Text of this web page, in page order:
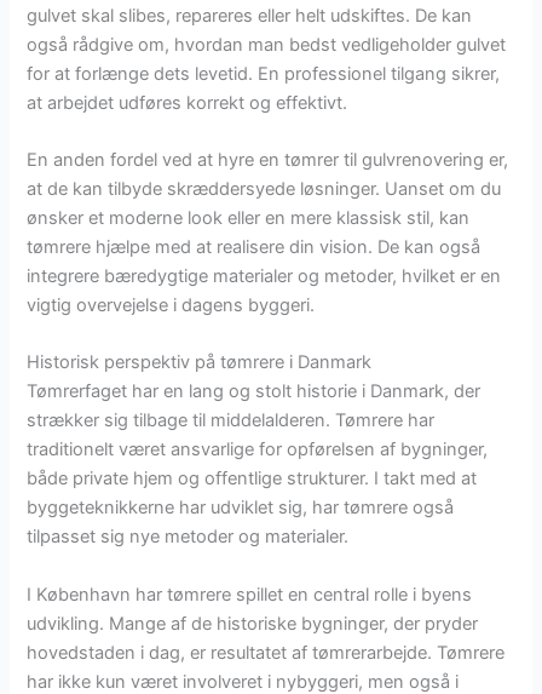
gulvet skal slibes, repareres eller helt udskiftes. De kan
også rådgive om, hvordan man bedst vedligeholder gulvet
for at forlænge dets levetid. En professionel tilgang sikrer,
at arbejdet udføres korrekt og effektivt.
En anden fordel ved at hyre en tømrer til gulvrenovering er,
at de kan tilbyde skræddersyede løsninger. Uanset om du
ønsker et moderne look eller en mere klassisk stil, kan
tømrere hjælpe med at realisere din vision. De kan også
integrere bæredygtige materialer og metoder, hvilket er en
vigtig overvejelse i dagens byggeri.
Historisk perspektiv på tømrere i Danmark
Tømrerfaget har en lang og stolt historie i Danmark, der
strækker sig tilbage til middelalderen. Tømrere har
traditionelt været ansvarlige for opførelsen af bygninger,
både private hjem og offentlige strukturer. I takt med at
byggeteknikkerne har udviklet sig, har tømrere også
tilpasset sig nye metoder og materialer.
I København har tømrere spillet en central rolle i byens
udvikling. Mange af de historiske bygninger, der pryder
hovedstaden i dag, er resultatet af tømrerarbejde. Tømrere
har ikke kun været involveret i nybyggeri, men også i